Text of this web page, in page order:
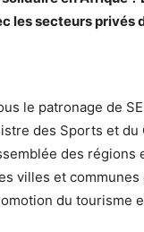
les secteurs privés
le patronage de
des Sports et du
des régions
villes et
du tourisme